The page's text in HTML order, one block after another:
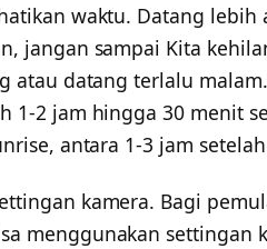
waktu. Datang
jangan sampai Kita
atau datang terlalu
1-2 jam hingga 30 menit
antara 1-3 jam
kamera. Bagi
menggunakan settingan